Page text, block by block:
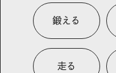
鍛える
走る